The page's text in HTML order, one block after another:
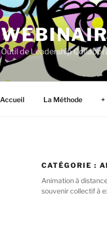
Outil de Leadership
Accueil La Méthode +
CATÉGORIE :
Animation à
souvenir collectif à